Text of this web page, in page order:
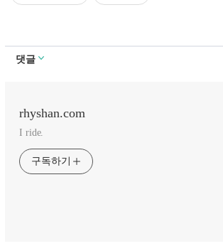
댓글
rhyshan.com
I ride.
구독하기